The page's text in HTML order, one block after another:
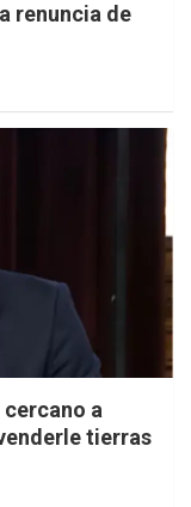
renuncia de
cercano a
tierras